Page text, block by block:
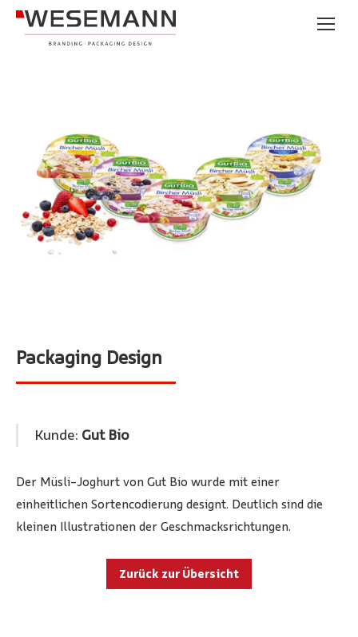
Packaging Design
Kunde: Gut Bio
Der Müsli-Joghurt von Gut Bio wurde mit einer
einheitlichen Sortencodierung designt. Deutlich sind die
kleinen Illustrationen der Geschmacksrichtungen.
Zurück zur Übersicht